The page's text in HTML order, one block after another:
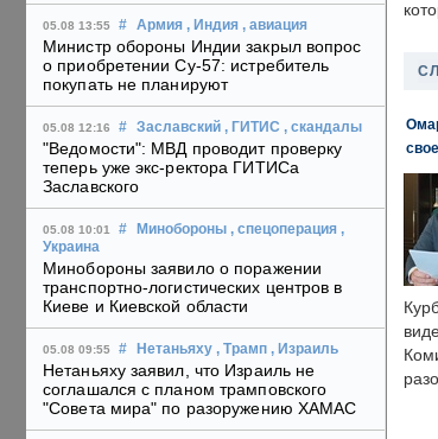
05.08 13:55 # Армия , Индия , авиация
Министр обороны Индии закрыл вопрос
о приобретении Су-57: истребитель
покупать не планируют
05.08 12:16 # Заславский , ГИТИС , скандалы
"Ведомости": МВД проводит проверку
теперь уже экс-ректора ГИТИСа
Заславского
05.08 10:01 # Минобороны , спецоперация ,
Украина
Минобороны заявило о поражении
транспортно-логистических центров в
Киеве и Киевской области
05.08 09:55 # Нетаньяху , Трамп , Израиль
Нетаньяху заявил, что Израиль не
соглашался с планом трамповского
"Совета мира" по разоружению ХАМАС